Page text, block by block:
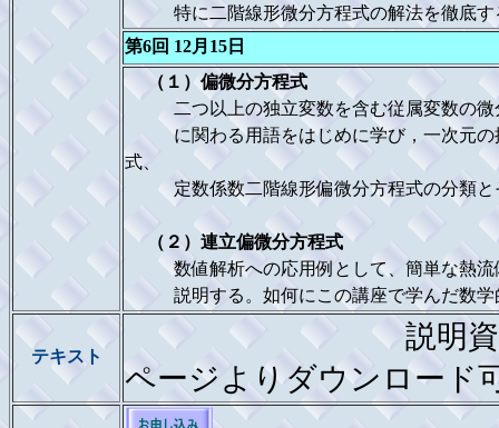
特に二階線形微分方程式の解法を徹底す
第6回 12月15日
（１）偏微分方程式
二つ以上の独立変数を含む従属変数の微
に関わる用語をはじめに学び，一次元の
式、
定数係数二階線形偏微分方程式の分類と
（２）連立偏微分方程式
数値解析への応用例として、簡単な熱流
説明する。如何にこの講座で学んだ数学
テキスト
説明資料は解
ページよりダウンロード